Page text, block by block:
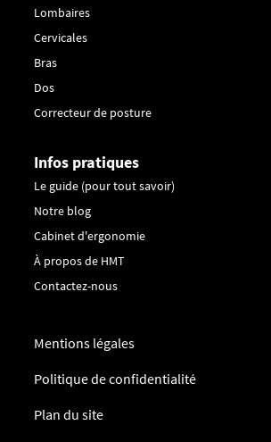
Lombaires
Cervicales
Bras
Dos
Correcteur de posture
Infos pratiques
Le guide (pour tout savoir)
Notre blog
Cabinet d'ergonomie
À propos de HMT
Contactez-nous
Mentions légales
Politique de confidentialité
Plan du site